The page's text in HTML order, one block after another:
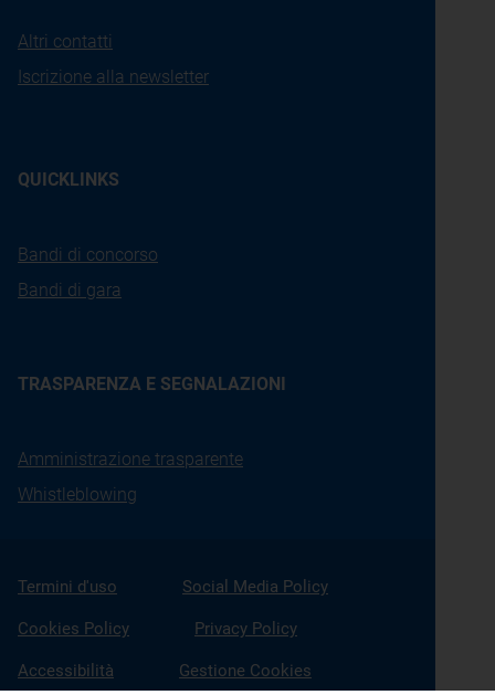
Altri contatti
Iscrizione alla newsletter
QUICKLINKS
Bandi di concorso
Bandi di gara
TRASPARENZA E SEGNALAZIONI
Amministrazione trasparente
Whistleblowing
Termini d'uso Social Media Policy
Cookies Policy Privacy Policy
Accessibilità Gestione Cookies